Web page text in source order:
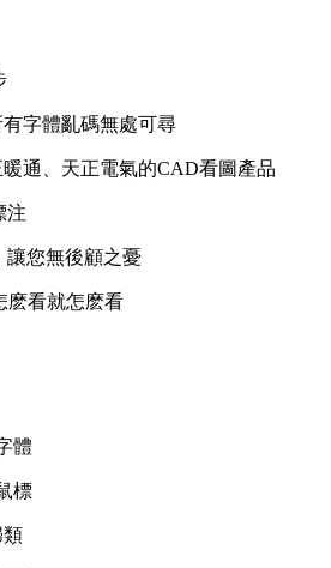
字體亂碼無處可尋
通、天正電氣的CAD看圖產品
注
您無後顧之憂
看就怎麽看
體
標
類